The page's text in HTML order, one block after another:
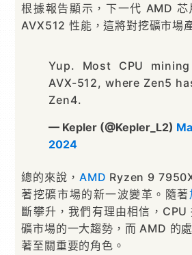
根據報告顯示，下一代 AMD 芯
AVX512 性能，這將對挖礦市場
Yup. Most CPU
AVX-512, where Zen5
Zen4.
— Kepler (@Kepler_L2)
2024
總的來說， AMD Ryzen 9
著挖礦市場的新一波變革。隨著
斷攀升，我們有理由相信，CPU
礦市場的一大趨勢，而 AMD 的
著至關重要的角色。